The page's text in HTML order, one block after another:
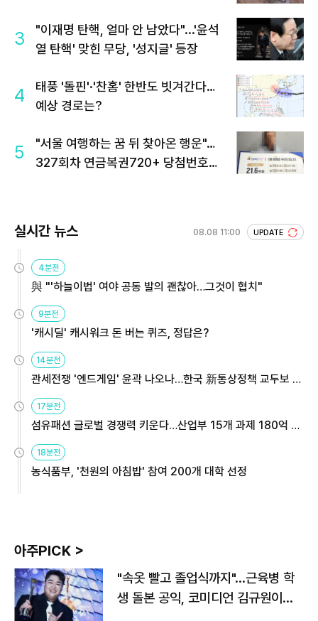
3
"이재명 탄핵, 얼마 안 남았다"...'윤석
열 탄핵' 맞힌 무당, '성지글' 등장
4
태풍 '돌핀'·'찬홈' 한반도 빗겨간다…
예상 경로는?
5
"서울 여행하는 꿈 뒤 찾아온 행운"…
327회차 연금복권720+ 당첨번호조
실시간 뉴스 08.08 11:00 UPDATE
4분전
與 "'하늘이법' 여야 공동 발의 괜찮아…그것이 협치"
9분전
'캐시딜' 캐시워크 돈 버는 퀴즈, 정답은?
14분전
관세전쟁 '엔드게임' 윤곽 나오나…한국 新통상정책 교두보 활
17분전
섬유패션 글로벌 경쟁력 키운다…산업부 15개 과제 180억 지
18분전
농식품부, '천원의 아침밥' 참여 200개 대학 선정
아주PICK >
"속옷 빨고 졸업식까지"…근육병 학
생 돌본 공익, 코미디언 김규원이었